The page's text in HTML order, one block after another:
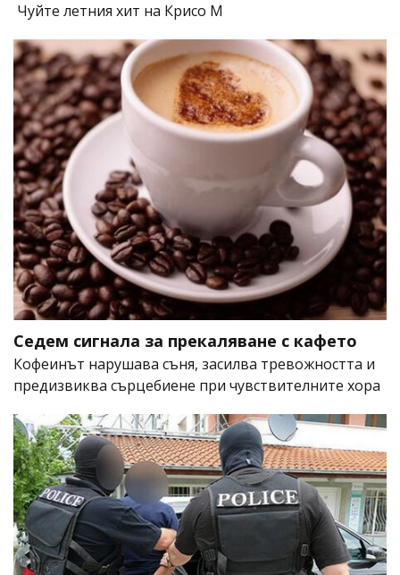
Чуйте летния хит на Крисо М
Седем сигнала за прекаляване с кафето
Кофеинът нарушава съня, засилва тревожността и
предизвиква сърцебиене при чувствителните хора